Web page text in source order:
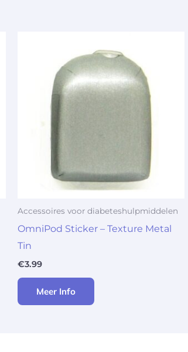
Accessoires voor diabeteshulpmiddelen
OmniPod Sticker – Texture Metal
Tin
€3.99
Meer Info